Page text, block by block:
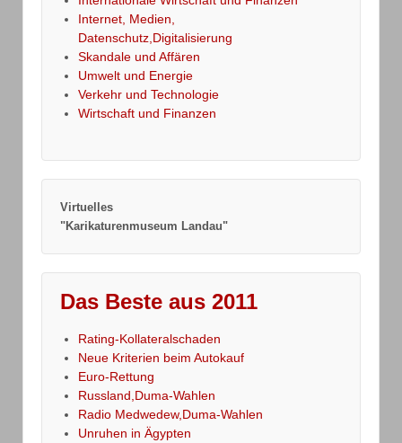
Internet, Medien,
Datenschutz,Digitalisierung
Skandale und Affären
Umwelt und Energie
Verkehr und Technologie
Wirtschaft und Finanzen
Virtuelles
"Karikaturenmuseum Landau"
Das Beste aus 2011
Rating-Kollateralschaden
Neue Kriterien beim Autokauf
Euro-Rettung
Russland,Duma-Wahlen
Radio Medwedew,Duma-Wahlen
Unruhen in Ägypten